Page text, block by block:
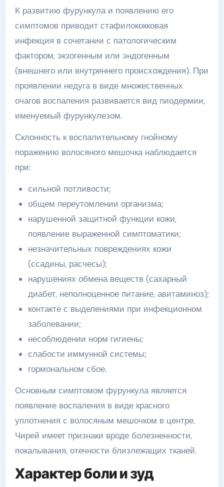
К развитию фурункула и появлению его
симптомов приводит стафилококковая
инфекция в сочетании с патологическим
фактором, экзогенным или эндогенным
(внешнего или внутреннего происхождения). При
проявлении недуга в виде множественных
очагов воспаления развивается вид пиодермии,
именуемый фурункулезом.
Склонность к воспалительному гнойному
поражению волосяного мешочка наблюдается
при:
сильной потливости;
общем переутомлении организма;
нарушенной защитной функции кожи,
появление выраженной симптоматики;
незначительных повреждениях кожи
(ссадины, расчесы);
нарушениях обмена веществ (сахарный
диабет, неполноценное питание, авитаминоз);
контакте с выделениями при инфекционном
заболевании;
несоблюдении норм гигиены;
слабости иммунной системы;
гормональном сбое.
Основным симптомом фурункула является
появление воспаления в виде красного
уплотнения с волосяным мешочком в центре.
Чирей имеет признаки вроде болезненности,
покалывания, отечности близлежащих тканей.
Характер боли и зуд